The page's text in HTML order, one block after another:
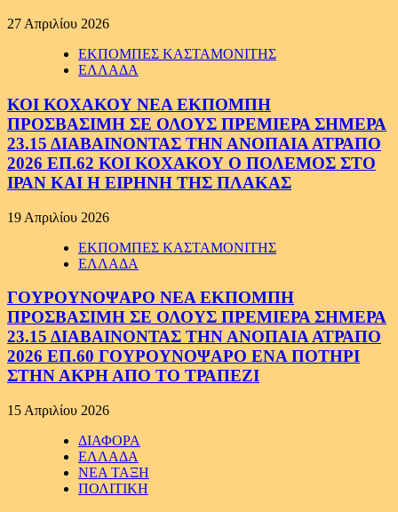
27 Απριλίου 2026
ΕΚΠΟΜΠΕΣ ΚΑΣΤΑΜΟΝΙΤΗΣ
ΕΛΛΑΔΑ
ΚΟΙ ΚΟΧΑΚΟΥ ΝΕΑ ΕΚΠΟΜΠΗ
ΠΡΟΣΒΑΣΙΜΗ ΣΕ ΟΛΟΥΣ ΠΡΕΜΙΕΡΑ ΣΗΜΕΡΑ
23.15 ΔΙΑΒΑΙΝΟΝΤΑΣ ΤΗΝ ΑΝΟΠΑΙΑ ΑΤΡΑΠΟ
2026 ΕΠ.62 ΚΟΙ ΚΟΧΑΚΟΥ Ο ΠΟΛΕΜΟΣ ΣΤΟ
ΙΡΑΝ ΚΑΙ Η ΕΙΡΗΝΗ ΤΗΣ ΠΛΑΚΑΣ
19 Απριλίου 2026
ΕΚΠΟΜΠΕΣ ΚΑΣΤΑΜΟΝΙΤΗΣ
ΕΛΛΑΔΑ
ΓΟΥΡΟΥΝΟΨΑΡΟ ΝΕΑ ΕΚΠΟΜΠΗ
ΠΡΟΣΒΑΣΙΜΗ ΣΕ ΟΛΟΥΣ ΠΡΕΜΙΕΡΑ ΣΗΜΕΡΑ
23.15 ΔΙΑΒΑΙΝΟΝΤΑΣ ΤΗΝ ΑΝΟΠΑΙΑ ΑΤΡΑΠΟ
2026 ΕΠ.60 ΓΟΥΡΟΥΝΟΨΑΡΟ ΕΝΑ ΠΟΤΗΡΙ
ΣΤΗΝ ΑΚΡΗ ΑΠΟ ΤΟ ΤΡΑΠΕΖΙ
15 Απριλίου 2026
ΔΙΑΦΟΡΑ
ΕΛΛΑΔΑ
ΝΕΑ ΤΑΞΗ
ΠΟΛΙΤΙΚΗ